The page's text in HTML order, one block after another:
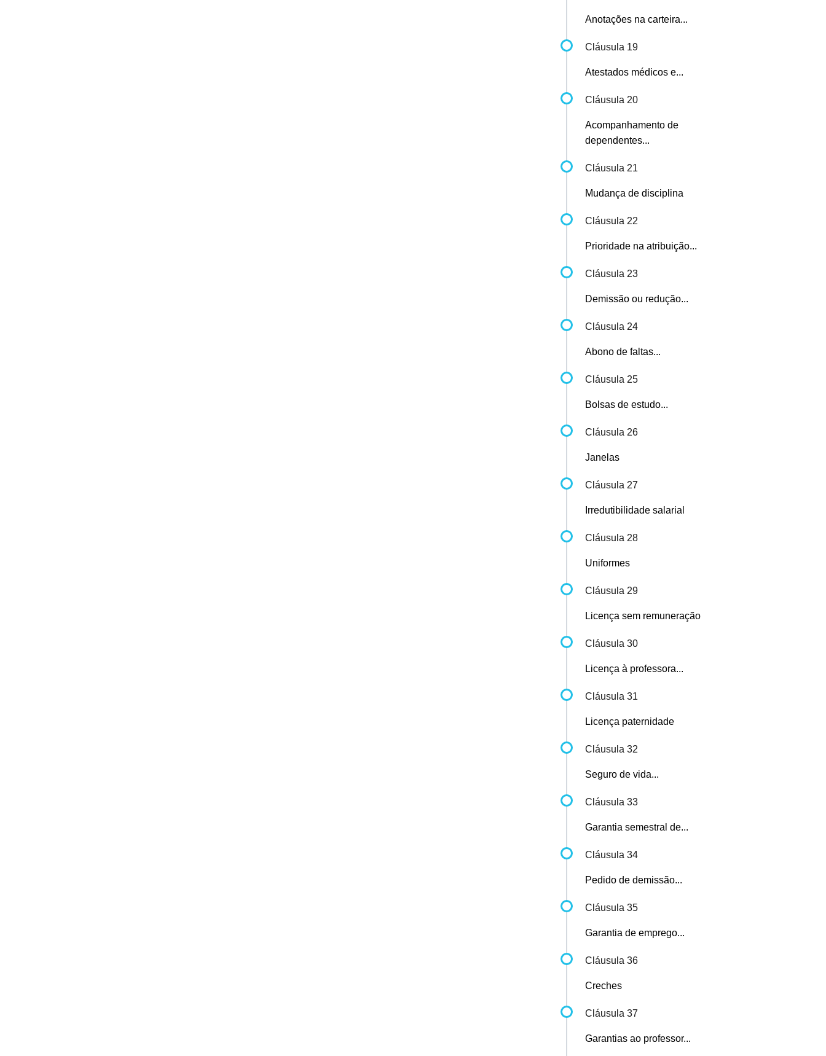
Anotações na carteira...
Cláusula 19
Atestados médicos e...
Cláusula 20
Acompanhamento de
dependentes...
Cláusula 21
Mudança de disciplina
Cláusula 22
Prioridade na atribuição...
Cláusula 23
Demissão ou redução...
Cláusula 24
Abono de faltas...
Cláusula 25
Bolsas de estudo...
Cláusula 26
Janelas
Cláusula 27
Irredutibilidade salarial
Cláusula 28
Uniformes
Cláusula 29
Licença sem remuneração
Cláusula 30
Licença à professora...
Cláusula 31
Licença paternidade
Cláusula 32
Seguro de vida...
Cláusula 33
Garantia semestral de...
Cláusula 34
Pedido de demissão...
Cláusula 35
Garantia de emprego...
Cláusula 36
Creches
Cláusula 37
Garantias ao professor...